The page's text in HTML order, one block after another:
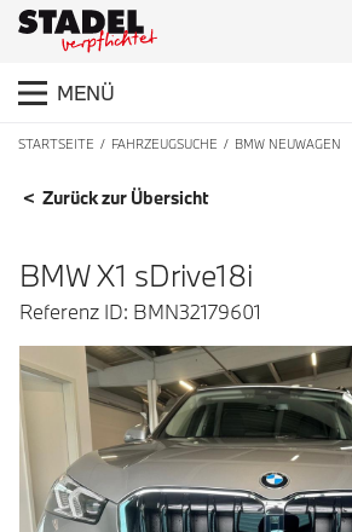
MENÜ
STARTSEITE FAHRZEUGSUCHE BMW NEUWAGEN
FAHRZEUGDETAILS
< Zurück zur Übersicht
BMW X1 sDrive18i
Referenz ID: BMN32179601